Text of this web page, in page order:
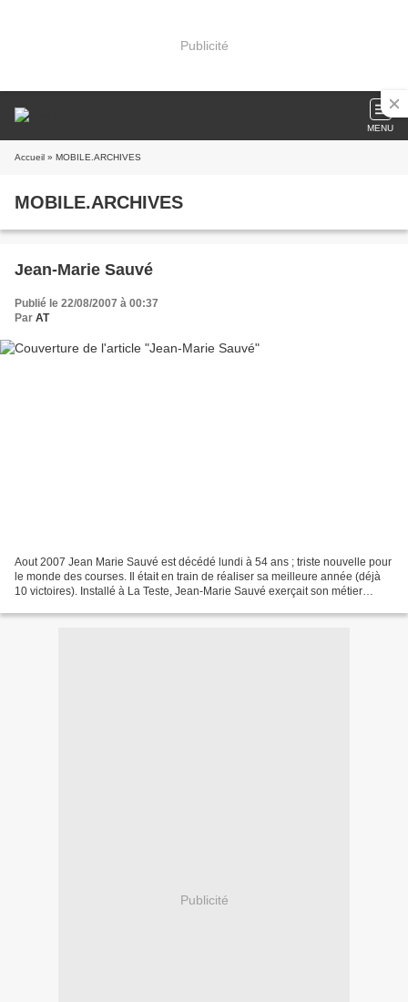
Publicité
MENU
Accueil » MOBILE.ARCHIVES
MOBILE.ARCHIVES
Jean-Marie Sauvé
Publié le 22/08/2007 à 00:37
Par AT
Aout 2007 Jean Marie Sauvé est décédé lundi à 54 ans ; triste nouvelle pour
le monde des courses. Il était en train de réaliser sa meilleure année (déjà
10 victoires). Installé à La Teste, Jean-Marie Sauvé exerçait son métier
Publicité